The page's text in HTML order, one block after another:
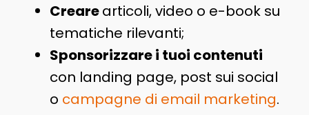
Crearearticoli, video o e-book su
tematiche rilevanti;
Sponsorizzare i tuoi contenuti
con landing page, post sui social
o campagne di email marketing.